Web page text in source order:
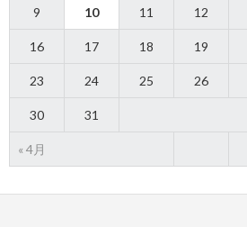
« 4月
9 10 11 12
16 17 18 19
23 24 25 26
30 31